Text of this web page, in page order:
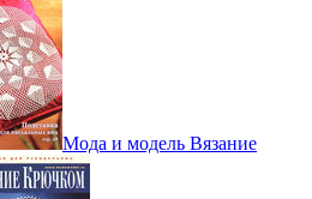
Мода и модель Вязание